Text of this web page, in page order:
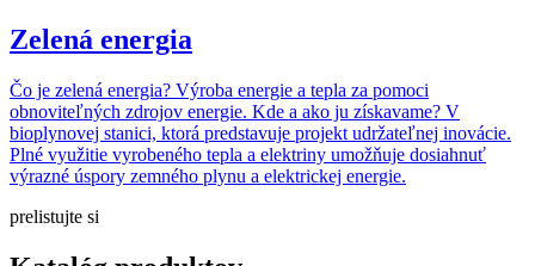
Zelená energia
Čo je zelená energia? Výroba energie a tepla za pomoci
obnoviteľných zdrojov energie. Kde a ako ju získavame? V
bioplynovej stanici, ktorá predstavuje projekt udržateľnej inovácie.
Plné využitie vyrobeného tepla a elektriny umožňuje dosiahnuť
výrazné úspory zemného plynu a elektrickej energie.
prelistujte si